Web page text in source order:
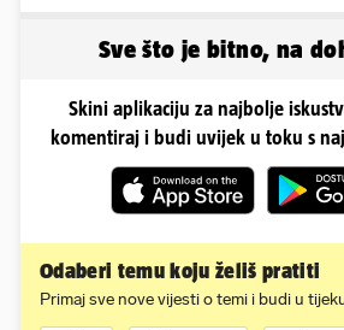
Sve što je bitno, na
Skini aplikaciju za najbolje
komentiraj i budi uvijek u toku s
Odaberi temu koju želiš pratiti
Primaj sve nove vijesti o temi i budi u